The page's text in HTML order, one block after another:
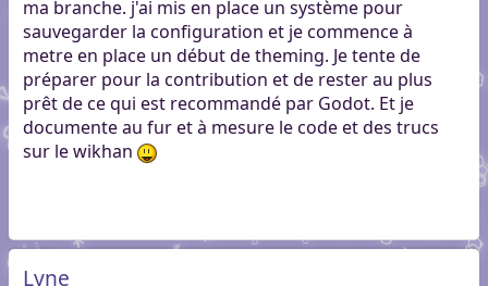
ma branche. j'ai mis en place un système pour
sauvegarder la configuration et je commence à
metre en place un début de theming. Je tente de
préparer pour la contribution et de rester au plus
prêt de ce qui est recommandé par Godot. Et je
documente au fur et à mesure le code et des trucs
sur le wikhan
Lyne